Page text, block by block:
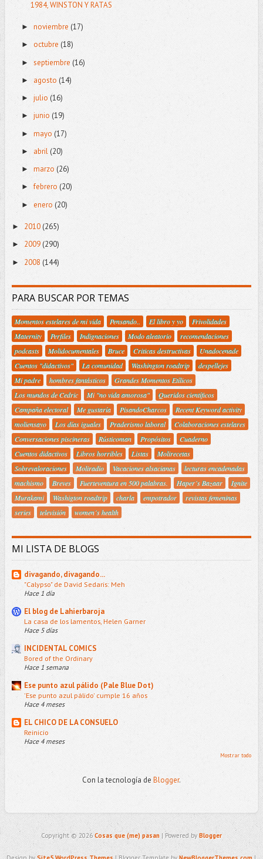
1984, WINSTON Y RATAS
► noviembre (17)
► octubre (18)
► septiembre (16)
► agosto (14)
► julio (16)
► junio (19)
► mayo (17)
► abril(20)
► marzo (26)
►febrero (20)
► enero (20)
► 2010(265)
► 2009(290)
► 2008 (144)
PARA BUSCAR POR TEMAS
Momentos estelares de mi vida Pensando.. El libro y yo
Frivolidades
Maternity
Perfiles Indignaciones Modo aleatorio
recomendaciones
podcasts
Molidocumentales Bruce Criticas destructivas
Unadocenade
Cuentos "didactivos"
La comunidad Washington roadtrip
despellejes
Mi padre
hombres fantásticos
Grandes Momentos Etílicos
Los mundos de Cedric
Mi "no vida amorosa"
Queridos científicos
Campaña electoral
Me gustaría PisandoCharcos
Recent Keyword activity
moliensayo
Los días iguales Praderismo laboral
Colaboraciones estelares
Conversaciones piscineras
Rústicoman Propósitos
Cuaderno
Cuentos didactivos
Libros horribles Listas
Molirecetas
Sobrevaloraciones
Moliradio Vacaciones alsacianas
lecturas encadenadas
machismo
Breves Fuerteventura en 500 palabras. Haper´s Bazaar
Ignite
Murakami
Washigton roadtrip charla empotrador
revistas femeninas
series
televisión women´s health
MI LISTA DE BLOGS
divagando, divagando...
"Calypso" de David Sedaris: Meh
Hace 1 día
El blog de Lahierbaroja
La casa de los lamentos, Helen Garner
Hace 5 días
INCIDENTAL COMICS
Bored of the Ordinary
Hace 1 semana
Ese punto azul pálido (Pale Blue Dot)
'Ese punto azul pálido' cumple 16 años
Hace 4 meses
EL CHICO DE LA CONSUELO
Reinicio
Hace 4 meses
Mostrar todo
Con la tecnología de Blogger.
Copyright © 2026Cosas que (me) pasan | Powered by Blogger